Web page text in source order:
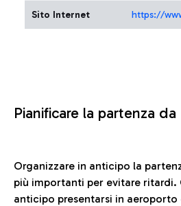
Sito Internet https://
Pianificare la partenza da
Organizzare in anticipo la
più importanti per evitare ritardi.
anticipo presentarsi in